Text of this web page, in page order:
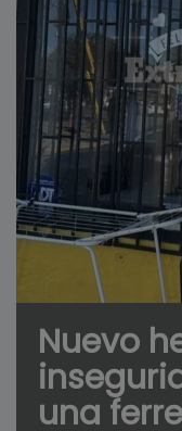
Nuevo
una